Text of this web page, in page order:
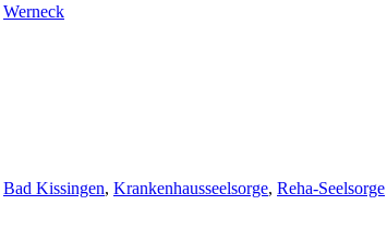
Werneck
Bad Kissingen, Krankenhausseelsorge, Reha-Seelsorge